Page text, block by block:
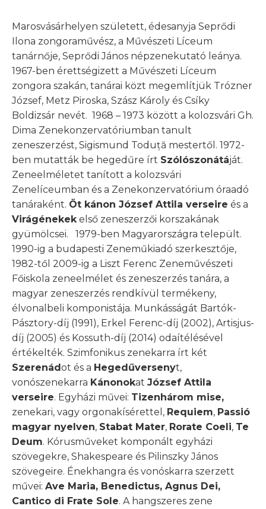
Marosvásárhelyen született, édesanyja Seprődi
Ilona zongoraművész, a Művészeti Líceum
tanárnője, Seprődi János népzenekutató leánya.
1967-ben érettségizett a Művészeti Líceum
zongora szakán, tanárai közt megemlítjük Trózner
József, Metz Piroska, Szász Károly és Csíky
Boldizsár nevét. 1968 – 1973 között a kolozsvári Gh.
Dima Zenekonzervatóriumban tanult
zeneszerzést, Sigismund Toduță mestertől. 1972-
ben mutatták be hegedűre írt Szólószonátáját.
Zeneelméletet tanított a kolozsvári
Zenelíceumban és a Zenekonzervatórium óraadó
tanáraként. Öt kánon József Attila verseire és a
Virágénekekelső zeneszerzői korszakának
gyümölcsei. 1979-ben Magyarországra települt.
1990-ig a budapesti Zeneműkiadó szerkesztője,
1982-től 2009-ig a Liszt Ferenc Zeneművészeti
Főiskola zeneelmélet és zeneszerzés tanára, a
magyar zeneszerzés rendkívül termékeny,
élvonalbeli komponistája. Munkásságát Bartók-
Pásztory-díj (1991), Erkel Ferenc-díj (2002), Artisjus-
díj (2005) és Kossuth-díj (2014) odaítélésével
értékelték. Szimfonikus zenekarra írt két
Szerenádot és a Hegedűversenyt,
vonószenekarra Kánonokat József Attila
verseire. Egyházi művei: Tizenhárom mise,
zenekari, vagy orgonakísérettel, Requiem, Passió
magyar nyelven, Stabat Mater, Rorate Coeli, Te
Deum. Kórusműveket komponált egyházi
szövegekre, Shakespeare és Pilinszky János
szövegeire. Énekhangra és vonóskarra szerzett
művei: Ave Maria, Benedictus, Agnus Dei,
Cantico di Frate Sole. A hangszeres zene